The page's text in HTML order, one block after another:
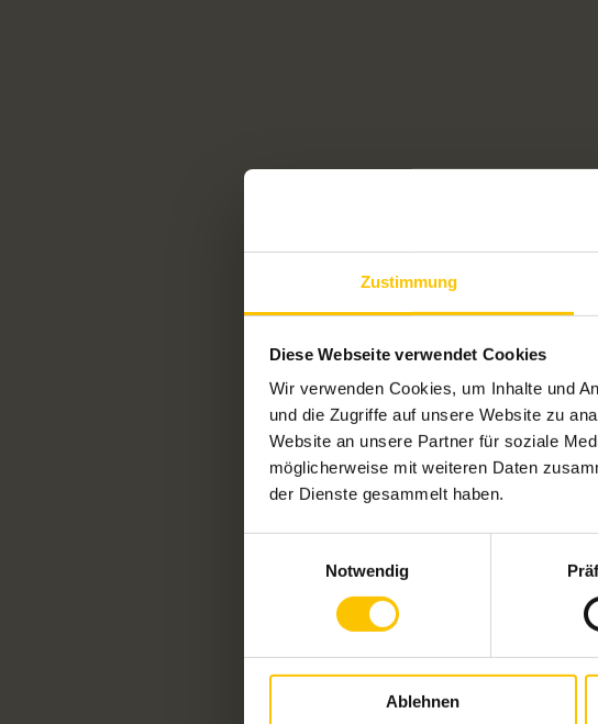
Zustimmung
Diese Webseite verwendet Cookies
Wir verwenden Cookies, um Inhalte und
und die Zugriffe auf unsere Website zu
Website an unsere Partner für soziale
möglicherweise mit weiteren Daten
der Dienste gesammelt haben.
Notwendig
Ablehnen